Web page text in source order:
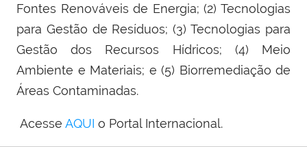
Fontes Renováveis de Energia; (2) Tecnologias
para Gestão de Resíduos; (3) Tecnologias para
Gestão dos Recursos Hídricos; (4) Meio
Ambiente e Materiais; e (5) Biorremediação de
Áreas Contaminadas.
Acesse AQUI o Portal Internacional.